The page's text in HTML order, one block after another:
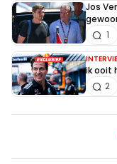
Jos
1
ik ooit
2